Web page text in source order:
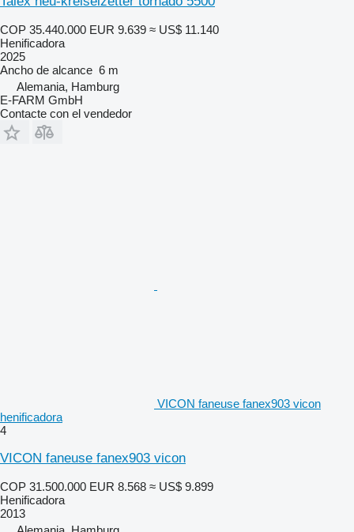
COP 35.440.000 EUR 9.639 ≈ US$ 11.140
Henificadora
2025
Ancho de alcance 6 m
Alemania, Hamburg
E-FARM GmbH
Contacte con el vendedor
VICON faneuse fanex903 vicon
henificadora
4
VICON faneuse fanex903 vicon
COP 31.500.000 EUR 8.568 ≈ US$ 9.899
Henificadora
2013